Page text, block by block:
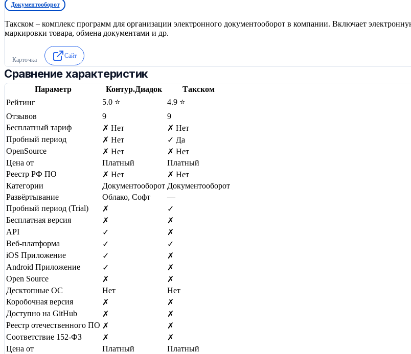
Документооборот
Такском – комплекс программ для организации электронного документооборот в компании. Включает
маркировки товара, обмена документами и др.
Карточка
Сайт
Сравнение характеристик
Параметр Контур.Диадок
Такском
Рейтинг
5.0 ⭐
4.9 ⭐
Отзывов
9
9
Бесплатный тариф
✗ Нет
✗ Нет
Пробный период
✗ Нет
✓ Да
OpenSource
✗ Нет
✗ Нет
Цена от
Платный
Платный
Реестр РФ ПО
✗ Нет
✗ Нет
Категории
Документооборот Документооборот
Развёртывание
Облако, Софт
—
Пробный период (Trial)
✗
✓
Бесплатная версия
✗
✗
API
✓
✗
Веб-платформа
✓
✓
iOS Приложение
✓
✗
Android Приложение
✓
✗
Open Source
✗
✗
Десктопные ОС
Нет
Нет
Коробочная версия
✗
✗
Доступно на GitHub
✗
✗
Реестр отечественного ПО ✗
✗
Соответствие 152-ФЗ
✗
✗
Цена от
Платный
Платный